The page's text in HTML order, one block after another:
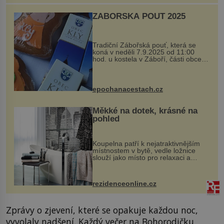
ZÁBOŘSKÁ POUŤ 2025
Tradiční Zábořská pouť, která se
koná v neděli 7.9.2025 od 11:00
hod. u kostela v Záboří, části obce
Kly u Mělníka. V programu naleznete
komentovanou prohlídku kostela,
epochanacestach.cz
Měkké na dotek, krásné na
pohled
Koupelna patří k nejatraktivnějším
místnostem v bytě, vedle ložnice
slouží jako místo pro relaxaci a
odpočinek. Koupelnový textil –
ručníky, osušky a koberečky –
mohou jako mávnutím kouzelného
proutku...
rezidenceonline.cz
Zprávy o zjevení, které se opakuje každou noc,